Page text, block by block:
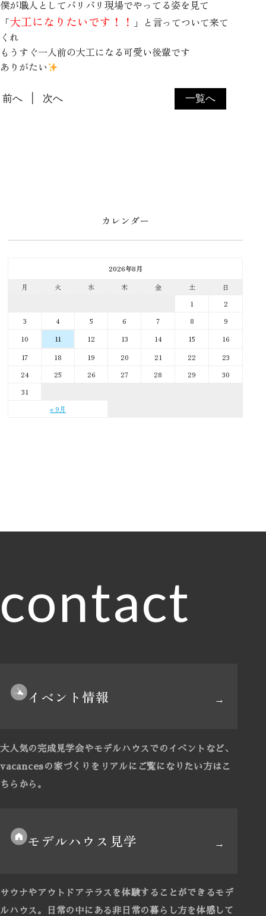
僕が職人としてバリバリ現場でやってる姿を見て
「大工になりたいです！！ 」 と言ってついて来て
くれ
もうすぐ一人前の大工になる可愛い後輩です
ありがたい
一覧へ
前へ 次へ
カレンダー
2026年8月
月
火 水 木 金 土 日
« 9月
1
2
3
4 5 6 7 8
9
10
11 12 13 14 15
16
17
18 19 20 21 22
23
24
25 26 27 28 29
30
31
contact
イベント情報
大人気の完成見学会やモデルハウスでのイベントなど、
vacancesの家づくりをリアルにご覧になりたい方はこ
ちらから。
モデルハウス見学
サウナやアウトドアテラスを体験することができるモデ
ルハウス。
日常の中にある非日常の暮らし方を体感して